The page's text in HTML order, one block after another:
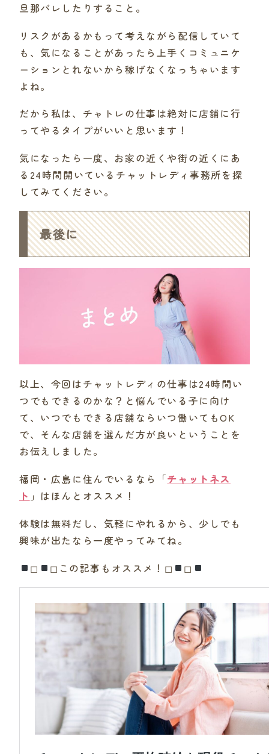
旦那バレしたりすること。
リスクがあるかもって考えながら配信していて
も、気になることがあったら上手くコミュニケ
ーションとれないから稼げなくなっちゃいます
よね。
だから私は、チャトレの仕事は絶対に店舗に行
ってやるタイプがいいと思います！
気になったら一度、お家の近くや街の近くにあ
る24時間開いているチャットレディ事務所を探
してみてください。
最後に
以上、今回はチャットレディの仕事は24時間い
つでもできるのかな？と悩んでいる子に向け
て、いつでもできる店舗ならいつ働いてもOK
で、そんな店舗を選んだ方が良いということを
お伝えしました。
福岡・広島に住んでいるなら「チャットネス
ト 」はほんとオススメ！
体験は無料だし、気軽にやれるから、少しでも
興味が出たなら一度やってみてね。
◻︎
◻︎この記事もオススメ！◻︎ ◻︎